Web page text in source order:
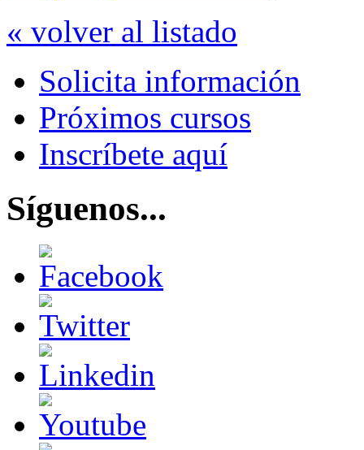
« volver al listado
Solicita información
Próximos cursos
Inscríbete aquí
Síguenos...